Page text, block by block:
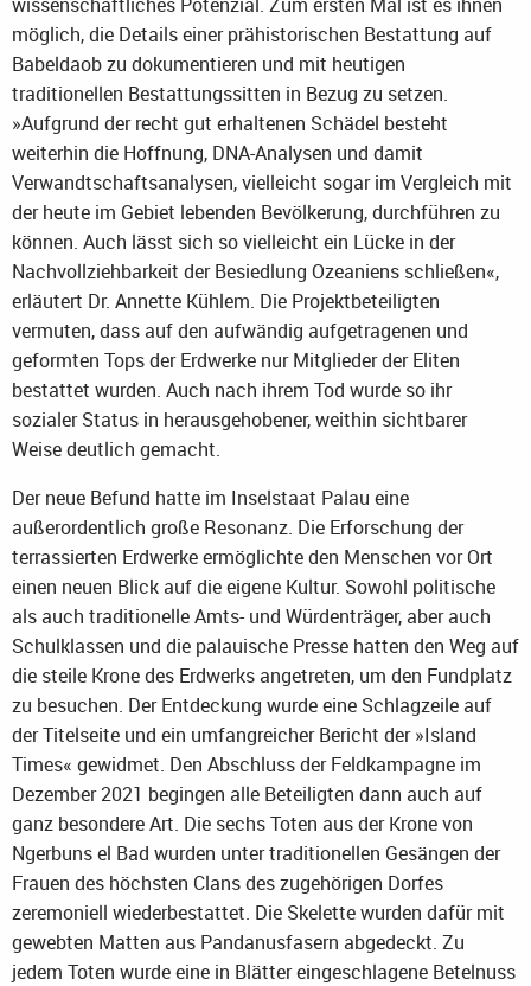
möglich, die Details einer prähistorischen Bestattung auf
Babeldaob zu dokumentieren und mit heutigen
traditionellen Bestattungssitten in Bezug zu setzen.
»Aufgrund der recht gut erhaltenen Schädel besteht
weiterhin die Hoffnung, DNA-Analysen und damit
Verwandtschaftsanalysen, vielleicht sogar im Vergleich mit
der heute im Gebiet lebenden Bevölkerung, durchführen zu
können. Auch lässt sich so vielleicht ein Lücke in der
Nachvollziehbarkeit der Besiedlung Ozeaniens schließen«,
erläutert Dr. Annette Kühlem. Die Projektbeteiligten
vermuten, dass auf den aufwändig aufgetragenen und
geformten Tops der Erdwerke nur Mitglieder der Eliten
bestattet wurden. Auch nach ihrem Tod wurde so ihr
sozialer Status in herausgehobener, weithin sichtbarer
Weise deutlich gemacht.
Der neue Befund hatte im Inselstaat Palau eine
außerordentlich große Resonanz. Die Erforschung der
terrassierten Erdwerke ermöglichte den Menschen vor Ort
einen neuen Blick auf die eigene Kultur. Sowohl politische
als auch traditionelle Amts- und Würdenträger, aber auch
Schulklassen und die palauische Presse hatten den Weg auf
die steile Krone des Erdwerks angetreten, um den Fundplatz
zu besuchen. Der Entdeckung wurde eine Schlagzeile auf
der Titelseite und ein umfangreicher Bericht der »Island
Times« gewidmet. Den Abschluss der Feldkampagne im
Dezember 2021 begingen alle Beteiligten dann auch auf
ganz besondere Art. Die sechs Toten aus der Krone von
Ngerbuns el Bad wurden unter traditionellen Gesängen der
Frauen des höchsten Clans des zugehörigen Dorfes
zeremoniell wiederbestattet. Die Skelette wurden dafür mit
gewebten Matten aus Pandanusfasern abgedeckt. Zu
jedem Toten wurde eine in Blätter eingeschlagene Betelnuss